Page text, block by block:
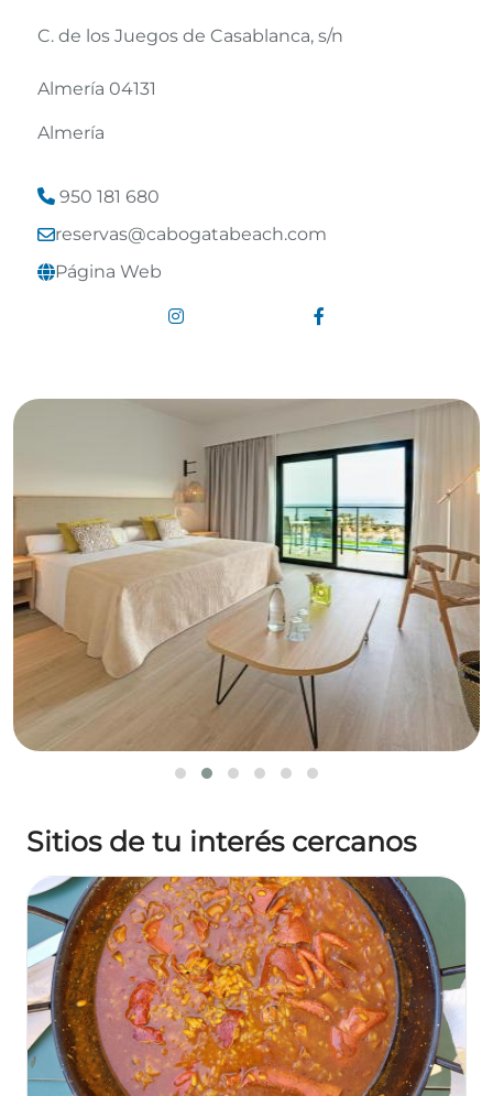
Leaflet©OpenStreetMap
C. de los Juegos de Casablanca, s/n
Almería 04131
Almería
950 181 680
reservas@cabogatabeach.com
Página Web
Enlace a Instagram
Sitios de tu interés cercanos